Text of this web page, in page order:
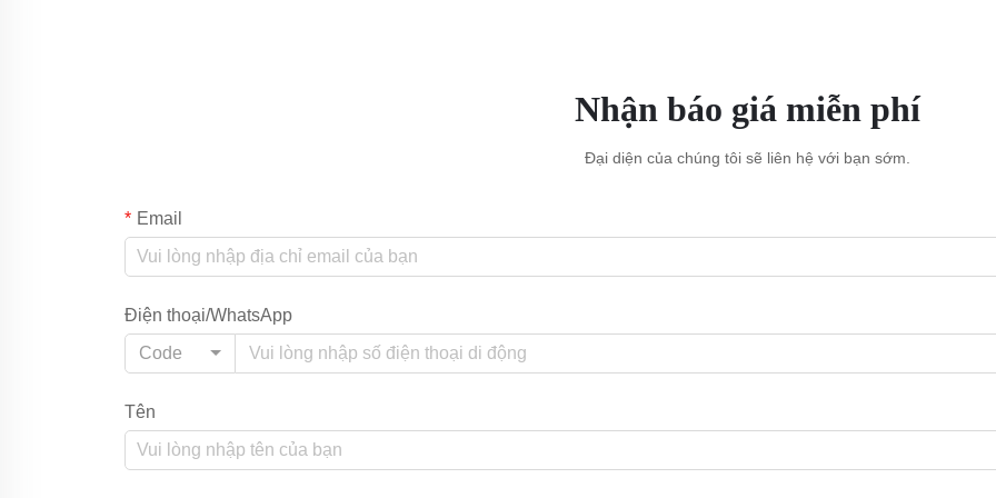
Nhận báo giá miễn phí
Đại diện của chúng tôi sẽ liên hệ với bạn sớm.
Email
Điện thoại/WhatsApp
Code
Tên